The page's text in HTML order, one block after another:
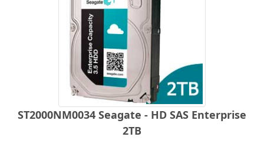
ST2000NM0034 Seagate - HD SAS Enterprise
2TB